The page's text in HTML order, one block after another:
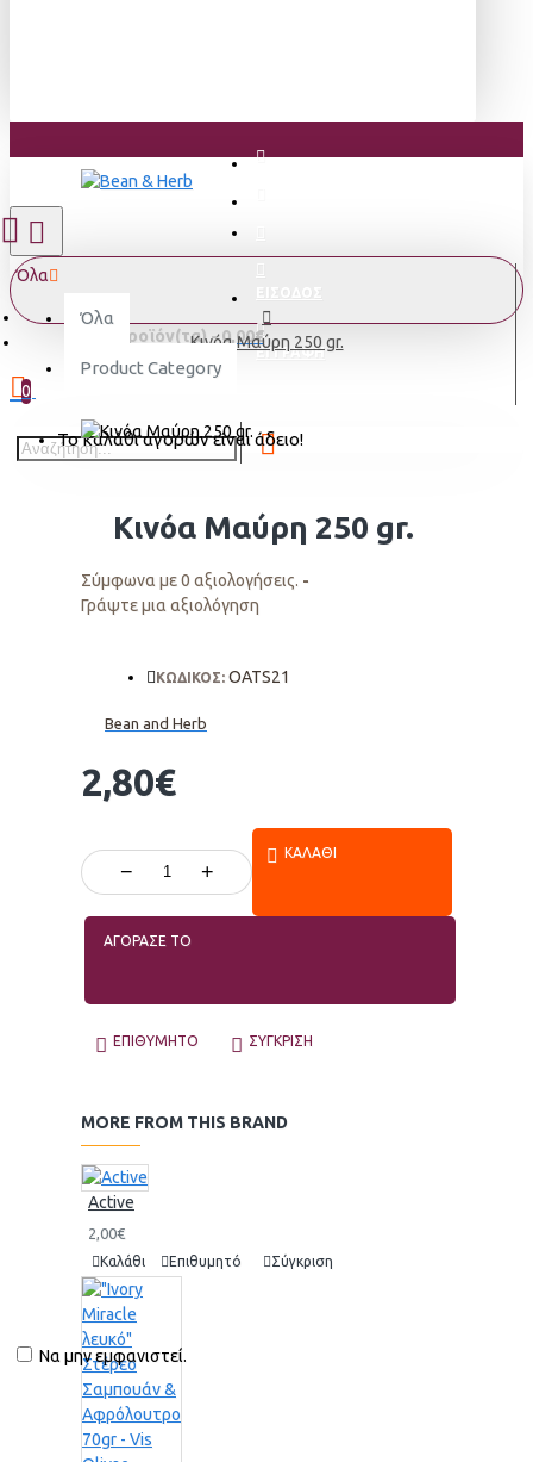
Να μην εμφανιστεί.
ΕΓΓΡΑΦΗ
Όλα
Όλα
Product Category
0 προϊόν(τα) - 0,00€
0
Το καλάθι αγορών είναι άδειο!
Κινόα Μαύρη 250 gr.
Κινόα Μαύρη 250 gr.
Σύμφωνα με 0 αξιολογήσεις. -
Γράψτε μια αξιολόγηση
2,80€
ΚΩΔΙΚΟΣ: OATS21
Bean and Herb
− +
ΚΑΛΆΘΙ
ΑΓΟΡΑΣΕ ΤΟ
ΕΠΙΘΥΜΗΤΌ ΣΎΓΚΡΙΣΗ
MORE FROM THIS BRAND
Active
2,00€
Καλάθι Επιθυμητό Σύγκριση